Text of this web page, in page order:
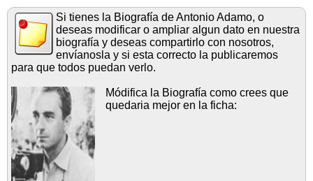
Si tienes la Biografía de Antonio Adamo, o
deseas modificar o ampliar algun dato en nuestra
biografía y deseas compartirlo con nosotros,
envíanosla y si esta correcto la publicaremos
para que todos puedan verlo.
Módifica la Biografía como crees que
quedaria mejor en la ficha: